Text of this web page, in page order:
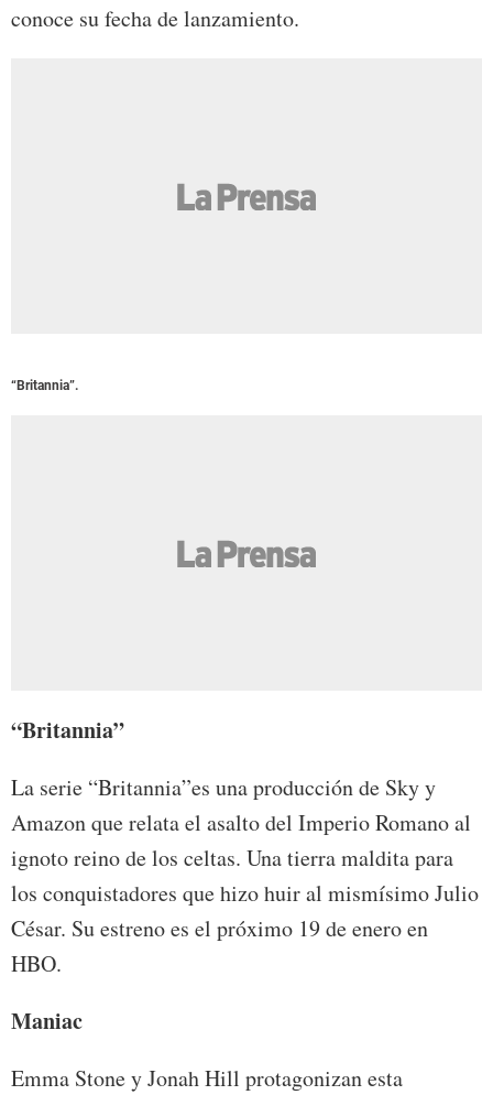
conoce su fecha de lanzamiento.
“Britannia”.
“Britannia”
La serie “Britannia”es una producción de Sky y
Amazon que relata el asalto del Imperio Romano al
ignoto reino de los celtas. Una tierra maldita para
los conquistadores que hizo huir al mismísimo Julio
César. Su estreno es el próximo 19 de enero en
HBO.
Maniac
Emma Stone y Jonah Hill protagonizan esta